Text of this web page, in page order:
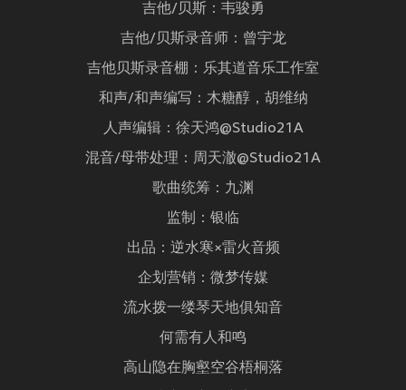
吉他/贝斯：韦骏勇
吉他/贝斯录音师：曾宇龙
吉他贝斯录音棚：乐其道音乐工作室
和声/和声编写：木糖醇，胡维纳
人声编辑：徐天鸿@Studio21A
混音/母带处理：周天澈@Studio21A
歌曲统筹：九渊
监制：银临
出品：逆水寒×雷火音频
企划营销：微梦传媒
流水拨一缕琴天地俱知音
何需有人和鸣
高山隐在胸壑空谷梧桐落